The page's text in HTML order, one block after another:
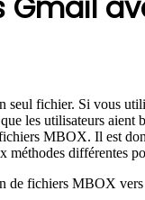
fichier. Si vous
les utilisateurs
MBOX. Il est
différentes
de fichiers MBOX